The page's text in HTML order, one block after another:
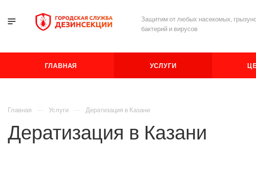
Защитим от любых насекомых,
бактерий и вирусов
ГЛАВНАЯ УСЛУГИ
Главная Услуги Дератизация в Казани
Дератизация в Казани